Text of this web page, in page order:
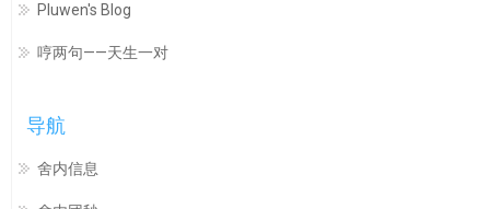
Pluwen's Blog
哼两句——天生一对
导航
舍内信息